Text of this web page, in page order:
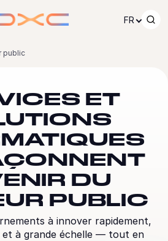
FR
public
ET
DU
PUBLIC
à innover rapidement,
à grande échelle — tout en